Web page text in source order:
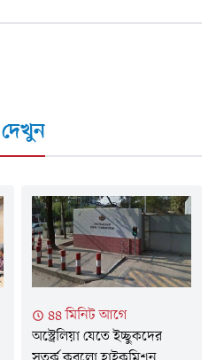
৪৪ মিনিট আগে
অস্ট্রেলিয়া যেতে ইচ্ছুকদের